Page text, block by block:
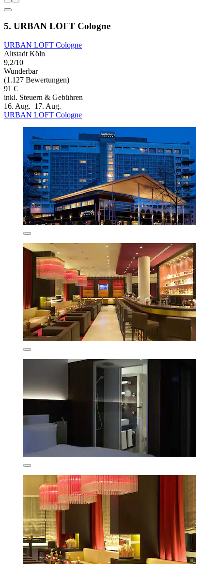
5. URBAN LOFT Cologne
URBAN LOFT Cologne
Altstadt Köln
9,2/10
Wunderbar
(1.127 Bewertungen)
91 €
inkl. Steuern & Gebühren
16. Aug.–17. Aug.
URBAN LOFT Cologne